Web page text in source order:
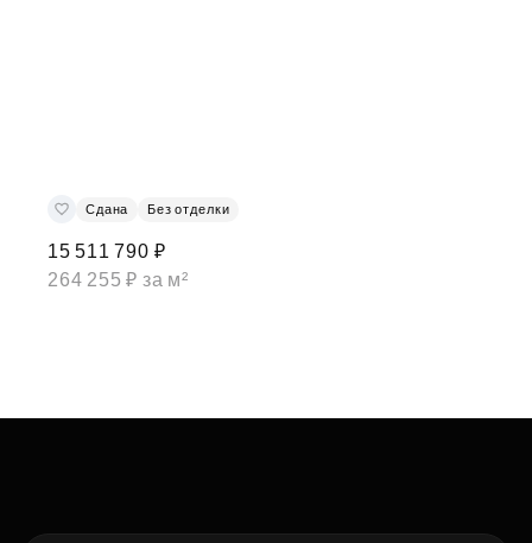
Сдана Без отделки
15 511 790 ₽
264 255 ₽ за м²